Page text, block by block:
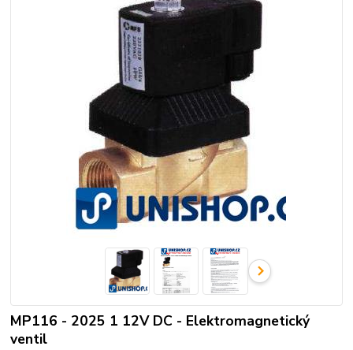
MP116 - 2025 1 12V DC - Elektromagnetický
ventil